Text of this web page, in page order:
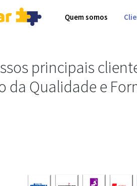
Quem somos
principais
da Qualidade e